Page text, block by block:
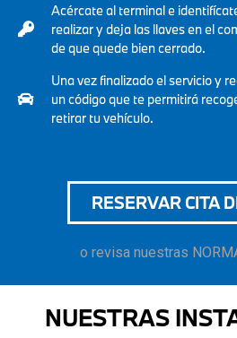
Acércate al terminal e
realizar y deja las llaves en el
de que quede bien cerrado.
Una vez finalizado el servicio y
un código que te permitirá
retirar tu vehículo.
RESERVAR CITA
o revisa nuestras
NUESTRAS